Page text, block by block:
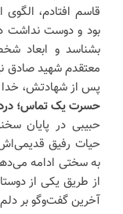
قاسم افتادم،
بود و دوست نداشت
بشناسد و ابعاد
معتقدم شهید صادق
پس از شهادتش، خدا
حسرت یک تماس؛ درد
حبیبی در پایان
حیات رفیق
به سختی ادامه
از طریق یکی از
آخرین گفت‌وگو بر